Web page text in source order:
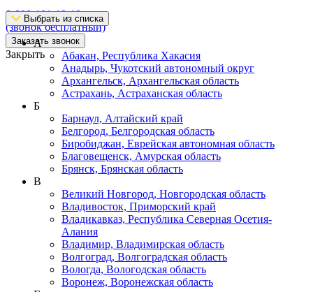
8-800-101-19-19
(звонок бесплатный)
Заказать звонок
Закрыть
Выбрать из списка
А
Абакан, Республика Хакасия
Анадырь, Чукотский автономный округ
Архангельск, Архангельская область
Астрахань, Астраханская область
Б
Барнаул, Алтайский край
Белгород, Белгородская область
Биробиджан, Еврейская автономная область
Благовещенск, Амурская область
Брянск, Брянская область
В
Великий Новгород, Новгородская область
Владивосток, Приморский край
Владикавказ, Республика Северная Осетия-
Алания
Владимир, Владимирская область
Волгоград, Волгоградская область
Вологда, Вологодская область
Воронеж, Воронежская область